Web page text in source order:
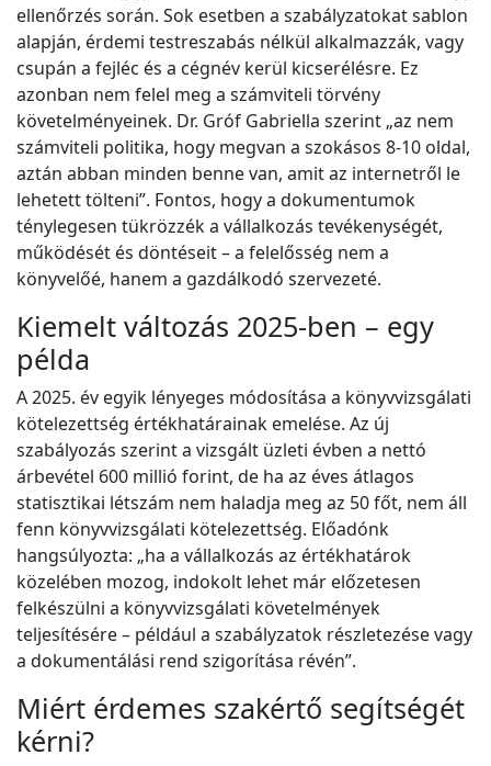
ellenőrzés során. Sok esetben a szabályzatokat sablon
alapján, érdemi testreszabás nélkül alkalmazzák, vagy
csupán a fejléc és a cégnév kerül kicserélésre. Ez
azonban nem felel meg a számviteli törvény
követelményeinek. Dr. Gróf Gabriella szerint „az nem
számviteli politika, hogy megvan a szokásos 8-10 oldal,
aztán abban minden benne van, amit az internetről le
lehetett tölteni”. Fontos, hogy a dokumentumok
ténylegesen tükrözzék a vállalkozás tevékenységét,
működését és döntéseit – a felelősség nem a
könyvelőé, hanem a gazdálkodó szervezeté.
Kiemelt változás 2025-ben – egy
példa
A 2025. év egyik lényeges módosítása a könyvvizsgálati
kötelezettség értékhatárainak emelése. Az új
szabályozás szerint a vizsgált üzleti évben a nettó
árbevétel 600 millió forint, de ha az éves átlagos
statisztikai létszám nem haladja meg az 50 főt, nem áll
fenn könyvvizsgálati kötelezettség. Előadónk
hangsúlyozta: „ha a vállalkozás az értékhatárok
közelében mozog, indokolt lehet már előzetesen
felkészülni a könyvvizsgálati követelmények
teljesítésére – például a szabályzatok részletezése vagy
a dokumentálási rend szigorítása révén”.
Miért érdemes szakértő segítségét
kérni?